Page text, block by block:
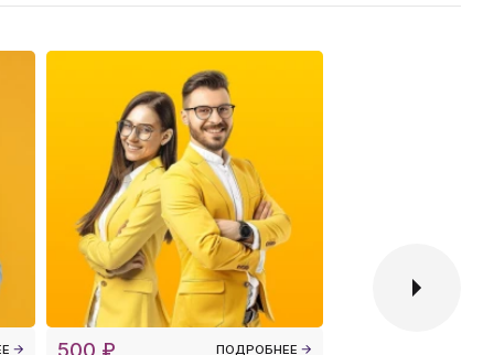
500 ₽ ПОДРОБНЕЕ